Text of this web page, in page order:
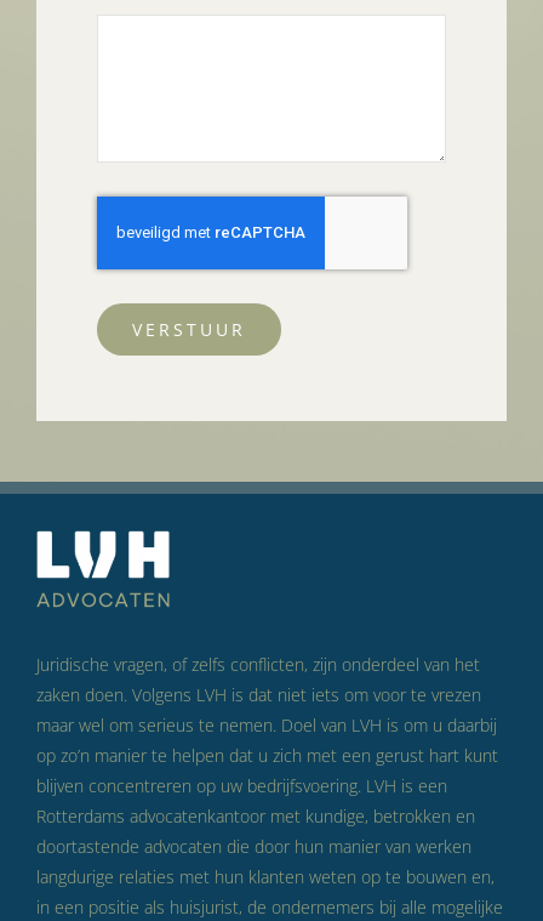
VERSTUUR
Juridische vragen, of zelfs conflicten, zijn onderdeel van het
zaken doen. Volgens LVH is dat niet iets om voor te vrezen
maar wel om serieus te nemen. Doel van LVH is om u daarbij
op zo’n manier te helpen dat u zich met een gerust hart kunt
blijven concentreren op uw bedrijfsvoering. LVH is een
Rotterdams advocatenkantoor met kundige, betrokken en
doortastende advocaten die door hun manier van werken
langdurige relaties met hun klanten weten op te bouwen en,
in een positie als huisjurist, de ondernemers bij alle mogelijke